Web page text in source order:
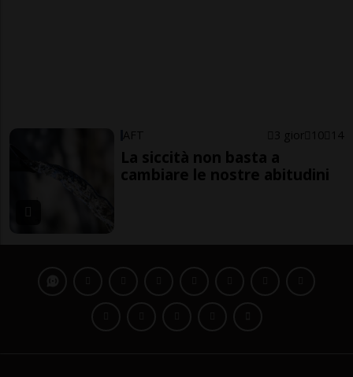
AFT 3 gior 10 14
La siccità non basta a
cambiare le nostre abitudini